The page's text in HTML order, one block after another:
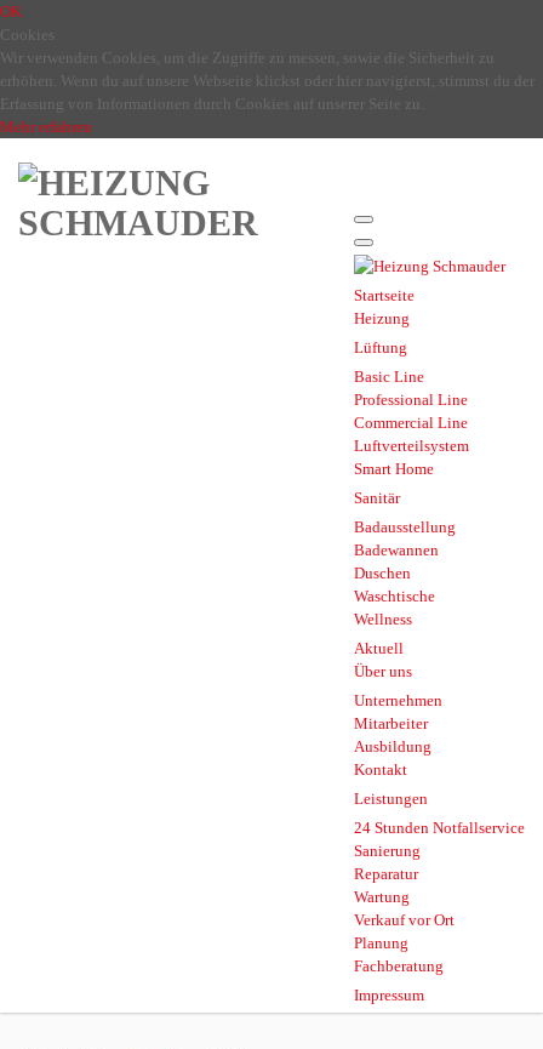
OK
Cookies
Wir verwenden Cookies, um die Zugriffe zu messen, sowie die Sicherheit zu
erhöhen. Wenn du auf unsere Webseite klickst oder hier navigierst, stimmst du der
Erfassung von Informationen durch Cookies auf unserer Seite zu.
Mehr erfahren
Startseite
Heizung
Lüftung
Basic Line
Professional Line
Commercial Line
Luftverteilsystem
Smart Home
Sanitär
Badausstellung
Badewannen
Duschen
Waschtische
Wellness
Aktuell
Über uns
Unternehmen
Mitarbeiter
Ausbildung
Kontakt
Leistungen
24 Stunden Notfallservice
Sanierung
Reparatur
Wartung
Verkauf vor Ort
Planung
Fachberatung
Impressum